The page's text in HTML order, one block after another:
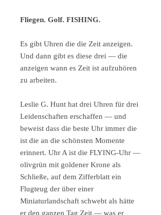
Fliegen. Golf. FISHING.
Es gibt Uhren die die Zeit anzeigen.
Und dann gibt es diese drei — die
anzeigen wann es Zeit ist aufzuhören
zu arbeiten.
Leslie G. Hunt hat drei Uhren für drei
Leidenschaften erschaffen — und
beweist dass die beste Uhr immer die
ist die an die schönsten Momente
erinnert. Uhr A ist die FLYING-Uhr —
olivgrün mit goldener Krone als
Schließe, auf dem Zifferblatt ein
Flugteug der über einer
Miniaturlandschaft schwebt als hätte
er den ganzen Tag Zeit — was er